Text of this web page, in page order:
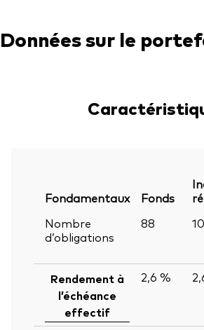
Données sur le
Fondamentaux Fonds
Nombre
d’obligations
88
Rendement à
l’échéance
effectif
2,6 %